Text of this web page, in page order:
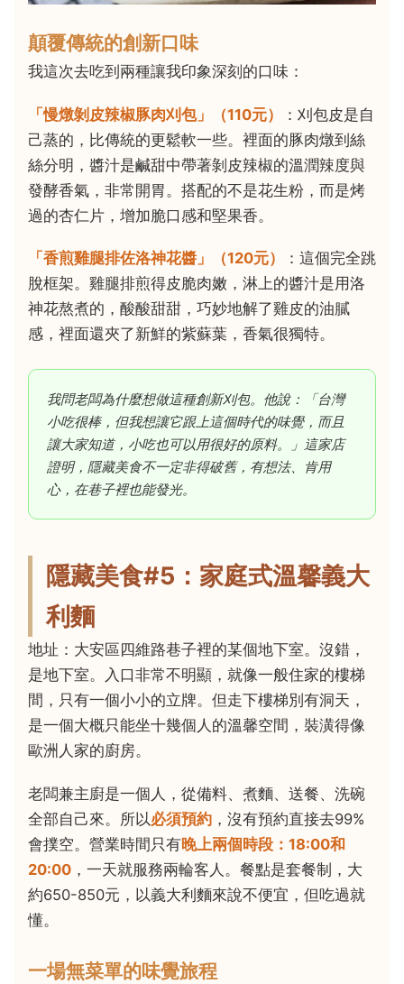
顛覆傳統的創新口味
我這次去吃到兩種讓我印象深刻的口味：
「慢燉剝皮辣椒豚肉刈包」（110元）
：刈包皮是自
己蒸的，比傳統的更鬆軟一些。裡面的豚肉燉到絲
絲分明，醬汁是鹹甜中帶著剝皮辣椒的溫潤辣度與
發酵香氣，非常開胃。搭配的不是花生粉，而是烤
過的杏仁片，增加脆口感和堅果香。
「香煎雞腿排佐洛神花醬」（120元）
：這個完全跳
脫框架。雞腿排煎得皮脆肉嫩，淋上的醬汁是用洛
神花熬煮的，酸酸甜甜，巧妙地解了雞皮的油膩
感，裡面還夾了新鮮的紫蘇葉，香氣很獨特。
我問老闆為什麼想做這種創新刈包。他說：「台灣
小吃很棒，但我想讓它跟上這個時代的味覺，而且
讓大家知道，小吃也可以用很好的原料。」這家店
證明，隱藏美食不一定非得破舊，有想法、肯用
心，在巷子裡也能發光。
隱藏美食#5：家庭式溫馨義大
利麵
地址：大安區四維路巷子裡的某個地下室。沒錯，
是地下室。入口非常不明顯，就像一般住家的樓梯
間，只有一個小小的立牌。但走下樓梯別有洞天，
是一個大概只能坐十幾個人的溫馨空間，裝潢得像
歐洲人家的廚房。
老闆兼主廚是一個人，從備料、煮麵、送餐、洗碗
全部自己來。所以必須預約 ，沒有預約直接去99%
會撲空。營業時間只有晚上兩個時段：18:00和
20:00 ，一天就服務兩輪客人。餐點是套餐制，大
約650-850元，以義大利麵來說不便宜，但吃過就
懂。
一場無菜單的味覺旅程